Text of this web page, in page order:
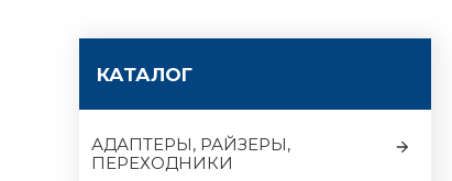
КАТАЛОГ
АДАПТЕРЫ, РАЙЗЕРЫ,
ПЕРЕХОДНИКИ